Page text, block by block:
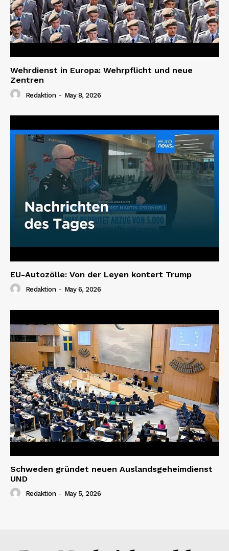
Wehrdienst in Europa: Wehrpflicht und neue
Zentren
Redaktion - May 8, 2026
EU-Autozölle: Von der Leyen kontert Trump
Redaktion - May 6, 2026
Schweden gründet neuen Auslandsgeheimdienst
UND
Redaktion - May 5, 2026